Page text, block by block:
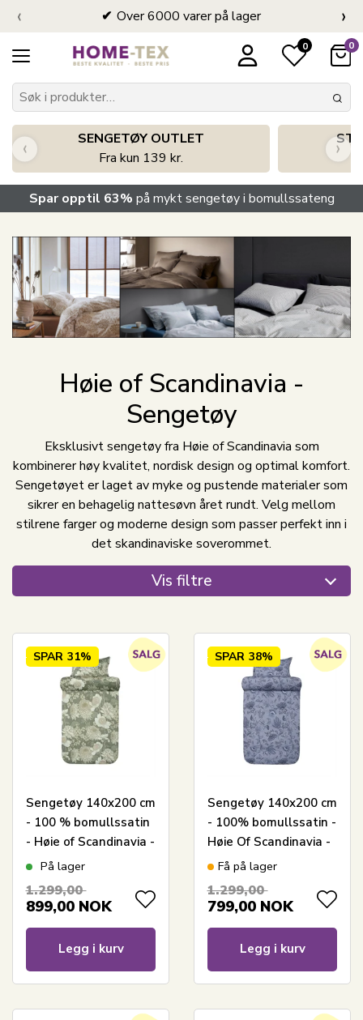
Over 6000 varer på lager
‹ ›
0 0
SENGETØY OUTLET
Fra kun 139 kr.
‹ ›
Spar opptil 63% på mykt sengetøy i bomullssateng
Høie of Scandinavia -
Sengetøy
Eksklusivt sengetøy fra Høie of Scandinavia som
kombinerer høy kvalitet, nordisk design og optimal komfort.
Sengetøyet er laget av myke og pustende materialer som
sikrer en behagelig nattesøvn året rundt. Velg mellom
stilrene farger og moderne design som passer perfekt inn i
det skandinaviske soverommet.
Vis filtre
SPAR 31%
Sengetøy 140x200 cm
- 100 % bomullssatin
- Høie of Scandinavia -
Isabell dempet grønn
På lager
1.299,00
899,00 NOK
Legg i kurv
SPAR 38%
Sengetøy 140x200 cm
- 100% bomullssatin -
Høie Of Scandinavia -
Mille Denim Blå
Få på lager
1.299,00
799,00 NOK
Legg i kurv